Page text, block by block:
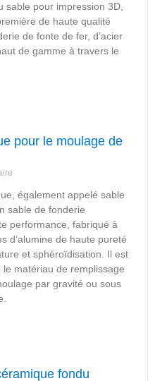
sable pour impression 3D,
de haute qualité
de fonte de fer, d’acier
de gamme à travers le
pour le moulage de
également appelé sable
sable de fonderie
performance, fabriqué à
d’alumine de haute pureté
et sphéroïdisation. Il est
matériau de remplissage
par gravité ou sous
fondu